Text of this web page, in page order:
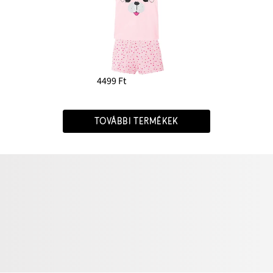
4499 Ft
TOVÁBBI TERMÉKEK